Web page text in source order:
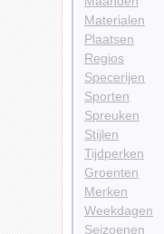
Materialen
Plaatsen
Regios
Specerijen
Sporten
Spreuken
Stijlen
Tijdperken
Groenten
Merken
Weekdagen
Seizoenen